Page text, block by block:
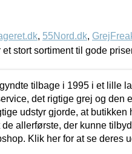
, 55Nord.dk,
stort sortiment til gode
tilbage i 1995 i et lille
det rigtige grej og den
udstyr gjorde, at butikken
allerførste, der kunne
Klik her for at se deres